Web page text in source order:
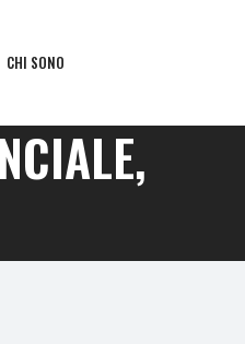
CHI SONO